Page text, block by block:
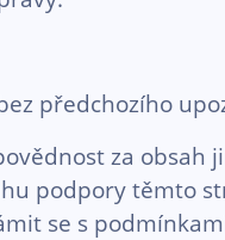
předchozího
za obsah
podpory těmto
se s